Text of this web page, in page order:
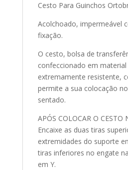
Cesto Para Guinchos
Acolchoado, impermeável
fixação.
O cesto, bolsa de
confeccionado em material
extremamente resistente,
permite a sua colocação
sentado.
APÓS COLOCAR O CESTO
Encaixe as duas tiras
extremidades do suporte
tiras inferiores no engate
em Y.